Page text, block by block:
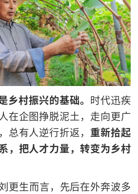
乡村振兴的基础。 时代迅疾
在企图挣脱泥土，走向更广
总有人逆行折返， 重新拾起
，把人才力量，转变为乡村
更生而言，先后在外奔波多